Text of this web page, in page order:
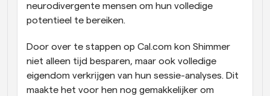
neurodivergente mensen om hun volledige
potentieel te bereiken.
Door over te stappen op Cal.com kon Shimmer
niet alleen tijd besparen, maar ook volledige
eigendom verkrijgen van hun sessie-analyses. Dit
maakte het voor hen nog gemakkelijker om